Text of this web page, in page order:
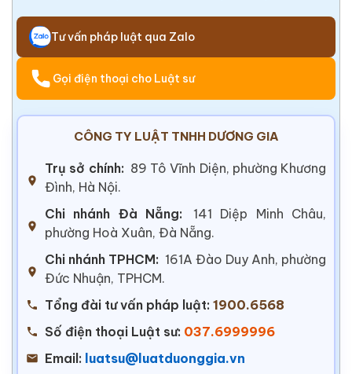
Tư vấn pháp luật qua Zalo
Gọi điện thoại cho Luật sư
CÔNG TY LUẬT TNHH DƯƠNG GIA
Trụ sở chính: 89 Tô Vĩnh Diện, phường Khương
Đình, Hà Nội.
Chi nhánh Đà Nẵng:
141 Diệp Minh Châu,
phường Hoà Xuân, Đà Nẵng.
Chi nhánh TPHCM: 161A Đào Duy Anh, phường
Đức Nhuận, TPHCM.
Tổng đài tư vấn pháp luật: 1900.6568
Số điện thoại Luật sư: 037.6999996
Email: luatsu@luatduonggia.vn